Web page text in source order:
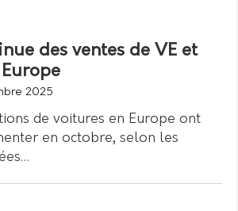
des ventes de VE et
2025
de voitures en Europe ont
en octobre, selon les